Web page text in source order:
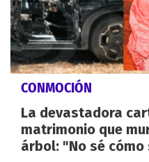
CONMOCIÓN
La devastadora
matrimonio que
árbol: "No sé cómo